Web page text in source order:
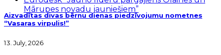
Aizvadītas divas bērnu dienas piedzīvojumu nometnes
“Vasaras virpulis!”
13. July, 2026
Mārupes novadu jauniešiem”